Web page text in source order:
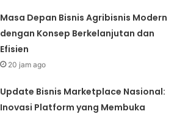
Masa Depan Bisnis Agribisnis Modern
dengan Konsep Berkelanjutan dan
Efisien
20 jam ago
Update Bisnis Marketplace Nasional:
Inovasi Platform yang Membuka